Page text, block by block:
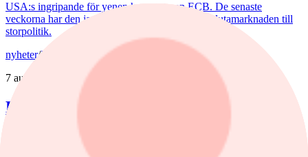
USA:s ingripande för yenen har retat upp ECB. De senaste
veckorna har den japanska valutan förvandlat valutamarknaden till
storpolitik.
nyheter/Banker
7 augusti, 15:32
Bankerna med lägst bolåneränta
Bolåneräntorna fortsatte att sjunka i juli. Skillnaderna mellan
storbankernas bolåneräntor är små. På sparkonton är bilden en